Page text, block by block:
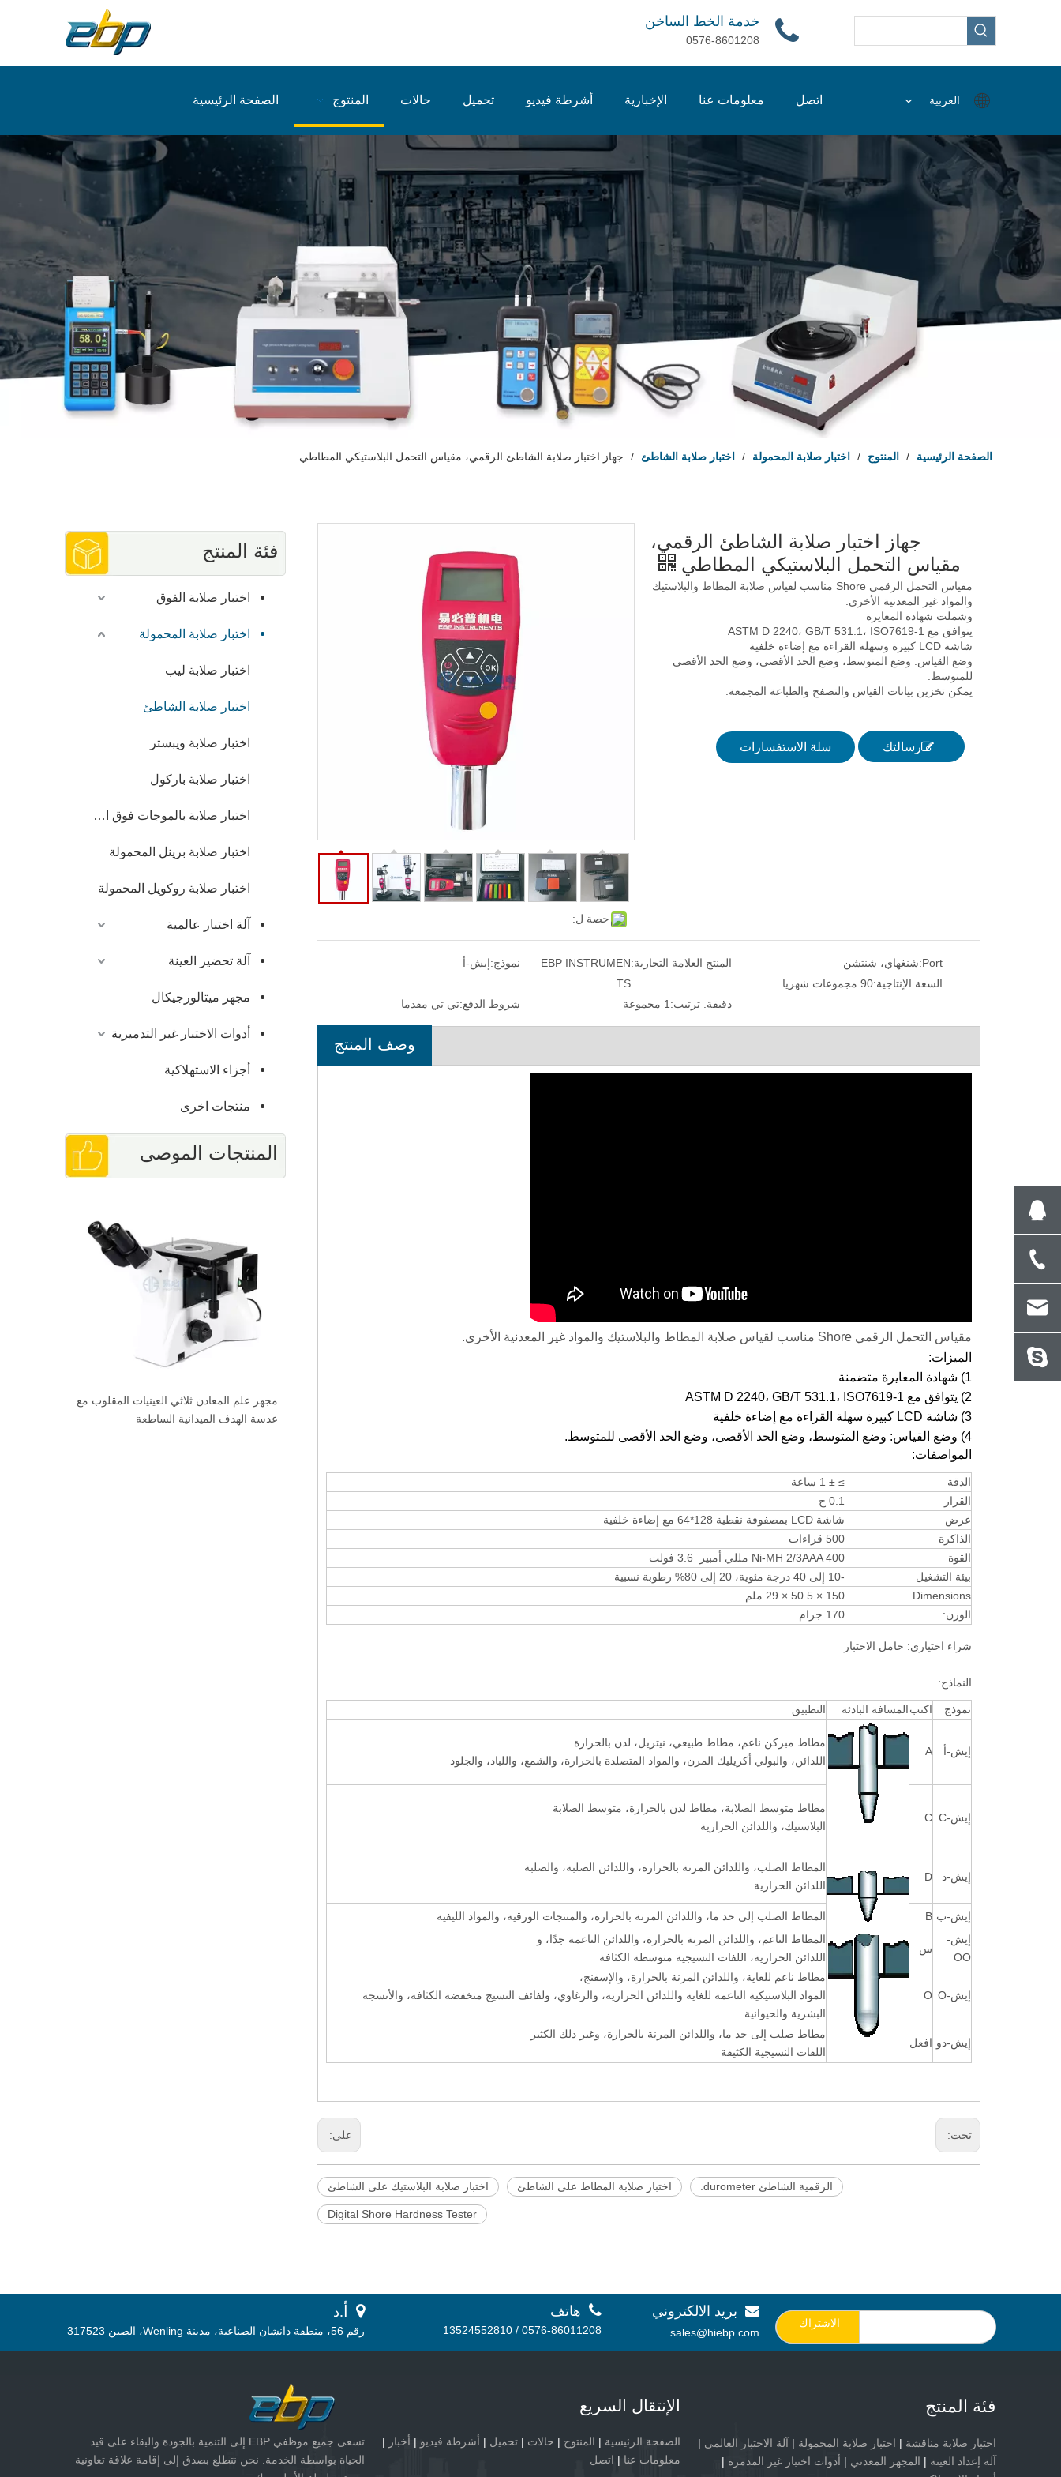
خدمة الخط الساخن
0576-8601208
اتصل معلومات عنا الإخبارية أشرطة فيديو تحميل حالات المنتوج الصفحة الرئيسية العربية
الصفحة الرئيسية / المنتوج / اختبار صلابة المحمولة / اختبار صلابة الشاطئ / جهاز اختبار صلابة الشاطئ الرقمي، مقياس التحمل البلاستيكي المطاطي
فئة المنتج
اختبار صلابة الفوق
اختبار صلابة المحمولة
اختبار صلابة ليب
اختبار صلابة الشاطئ
اختبار صلابة ويبستر
اختبار صلابة باركول
اختبار صلابة بالموجات فوق الصوتية
اختبار صلابة برينل المحمولة
اختبار صلابة روكويل المحمولة
آلة اختبار عالمية
آلة تحضير العينة
مجهر ميتالورجيكال
أدوات الاختبار غير التدميرية
أجزاء الاستهلاكية
منتجات اخرى
المنتجات الموصى
مجهر علم المعادن ثلاثي العينيات المقلوب مع
عدسة الهدف الميدانية الساطعة
حصة ل:
جهاز اختبار صلابة الشاطئ الرقمي،
مقياس التحمل البلاستيكي المطاطي
مقياس التحمل الرقمي Shore مناسب لقياس صلابة المطاط والبلاستيك
والمواد غير المعدنية الأخرى.
وشملت شهادة المعايرة
يتوافق مع ASTM D 2240، GB/T 531.1، ISO7619-1
شاشة LCD كبيرة وسهلة القراءة مع إضاءة خلفية
وضع القياس: وضع المتوسط، وضع الحد الأقصى، وضع الحد الأقصى
للمتوسط.
يمكن تخزين بيانات القياس والتصفح والطباعة المجمعة.
رسالتك سلة الاستفسارات
نموذج:إيش-أ المنتج العلامة التجارية:EBP INSTRUMEN
TS
Port: شنغهاي، شنتشن
السعة الإنتاجية:90 مجموعات شهريا
شروط الدفع:تي تي مقدما دقيقة. ترتيب: 1 مجموعة
وصف المنتج
مقياس التحمل الرقمي Shore مناسب لقياس صلابة المطاط والبلاستيك والمواد غير المعدنية الأخرى.
الميزات:
1) شهادة المعايرة متضمنة
2) يتوافق مع ASTM D 2240، GB/T 531.1، ISO7619-1
3) شاشة LCD كبيرة سهلة القراءة مع إضاءة خلفية
4) وضع القياس: وضع المتوسط، وضع الحد الأقصى، وضع الحد الأقصى للمتوسط.
المواصفات:
الدقة
≥ ± 1 ساعة
القرار
0.1 ح
عرض
شاشة LCD بمصفوفة نقطية 128*64 مع إضاءة خلفية
الذاكرة
500 قراءات
القوة
Ni-MH 2/3AAA 400 مللي أمبير 3.6 فولت
بيئة التشغيل
-10 إلى 40 درجة مئوية، 20 إلى 80% رطوبة نسبية
Dimensions
150 × 50.5 × 29 ملم
الوزن:
170 جرام
شراء اختياري: حامل الاختبار
النماذج:
نموذج اكتبالمسافة البادئة التطبيق
إيش-أ A
مطاط مبركن ناعم، مطاط طبيعي، نيتريل، لدن بالحرارة
اللدائن، والبولي أكريليك المرن، والمواد المتصلدة بالحرارة، والشمع، واللباد، والجلود
إيش-C C
مطاط متوسط الصلابة، مطاط لدن بالحرارة، متوسط الصلابة
البلاستيك، واللدائن الحرارية
إيش-د D
المطاط الصلب، واللدائن المرنة بالحرارة، واللدائن الصلبة، والصلبة
اللدائن الحرارية
إيش-ب B
المطاط الصلب إلى حد ما، واللدائن المرنة بالحرارة، والمنتجات الورقية، والمواد الليفية
إيش-
OO
س
المطاط الناعم، واللدائن المرنة بالحرارة، واللدائن الناعمة جدًا، و
اللدائن الحرارية، اللفات النسيجية متوسطة الكثافة
إيش-O O
مطاط ناعم للغاية، واللدائن المرنة بالحرارة، والإسفنج،
المواد البلاستيكية الناعمة للغاية واللدائن الحرارية، والرغاوي، ولفائف النسيج منخفضة الكثافة، والأنسجة
البشرية والحيوانية
إيش-دو افعل
مطاط صلب إلى حد ما، واللدائن المرنة بالحرارة، وغير ذلك الكثير
اللفات النسيجية الكثيفة
على: تحت:
اختبار صلابة البلاستيك على الشاطئ اختبار صلابة المطاط على الشاطئ الرقمية الشاطئ durometer.
Digital Shore Hardness Tester
 أ. د
رقم 56، منطقة دانشان الصناعية، مدينة Wenling، الصين 317523
 هاتف
0576-86011208 / 13524552810
 بريد الالكتروني
sales@hiebp.com
الاشتراك
تسعى جميع موظفي EBP إلى التنمية بالجودة والبقاء على قيد
الحياة بواسطة الخدمة. نحن نتطلع بصدق إلى إقامة علاقة تعاونية
الإنتقال السريع
الصفحة الرئيسية | المنتوج | حالات | تحميل | أشرطة فيديو | أخبار |
معلومات عنا | اتصل
فئة المنتج
اختبار صلابة مناقشة | اختبار صلابة المحمولة | آلة الاختبار العالمي |
آلة إعداد العينة | المجهر المعدني | أدوات اختبار غير المدمرة |